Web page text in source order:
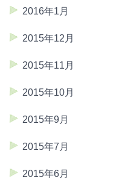
2016年1月
2015年12月
2015年11月
2015年10月
2015年9月
2015年7月
2015年6月